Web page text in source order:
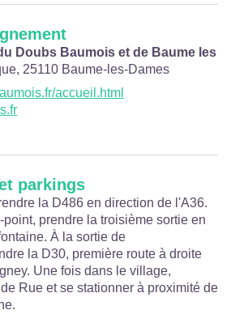
Doubs Baumois et de Baume les
25110 Baume-les-Dames
accueil.html
parkings
la D486 en direction de l'A36.
prendre la troisième sortie en
À la sortie de
la D30, première route à droite
Une fois dans le village,
Rue et se stationner à proximité de